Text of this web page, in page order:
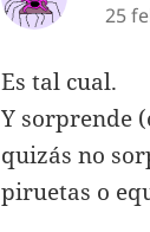
25
Es tal cual.
Y sorprende
quizás no
piruetas o